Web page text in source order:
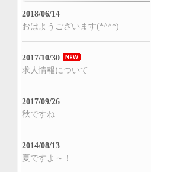
2018/06/14
おはようございます(*^^*)
2017/10/30
求人情報について
2017/09/26
秋ですね
2014/08/13
夏ですよ～！